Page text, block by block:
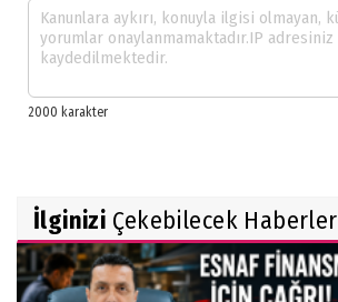
İlginizi Çekebilecek Haberler